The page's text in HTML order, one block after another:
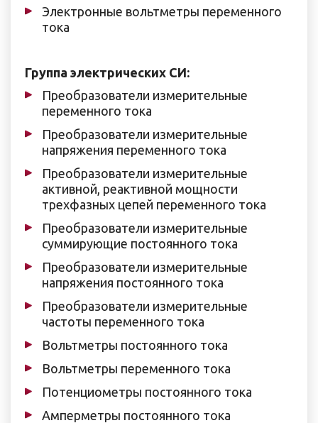
Электронные вольтметры переменного
тока
Группа электрических СИ:
Преобразователи измерительные
переменного тока
Преобразователи измерительные
напряжения переменного тока
Преобразователи измерительные
активной, реактивной мощности
трехфазных цепей переменного тока
Преобразователи измерительные
суммирующие постоянного тока
Преобразователи измерительные
напряжения постоянного тока
Преобразователи измерительные
частоты переменного тока
Вольтметры постоянного тока
Вольтметры переменного тока
Потенциометры постоянного тока
Амперметры постоянного тока